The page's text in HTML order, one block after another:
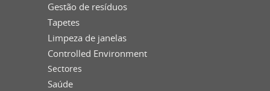
Gestão de resíduos
Tapetes
Limpeza de janelas
Controlled Environment
Sectores
Saúde